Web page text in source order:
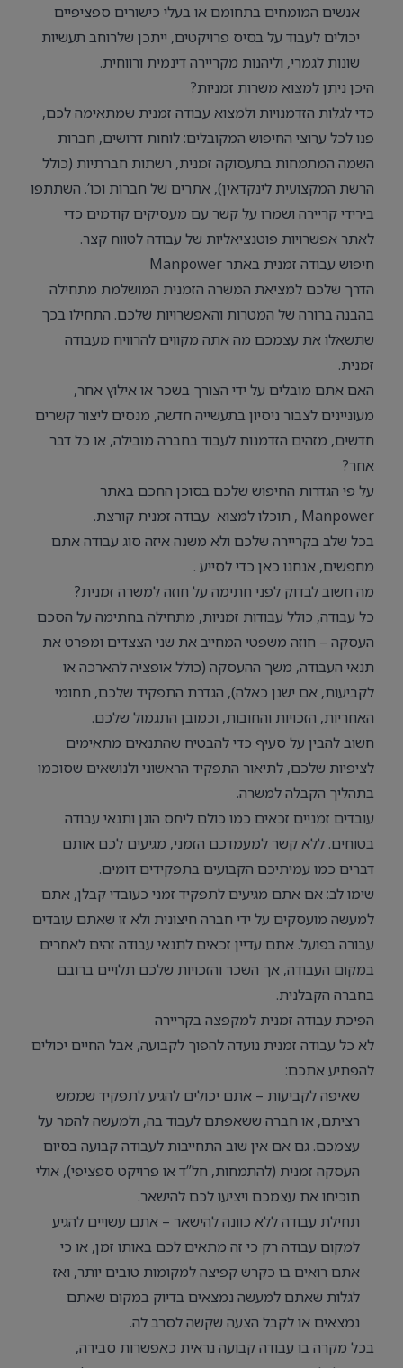
אנשים המומחים בתחומם או בעלי כישורים ספציפיים
יכולים לעבוד על בסיס פרויקטים, ייתכן שלרוחב תעשיות
שונות לגמרי, וליהנות מקריירה דינמית ורווחית.
היכן ניתן למצוא משרות זמניות?
כדי לגלות הזדמנויות ולמצוא עבודה זמנית שמתאימה לכם,
פנו לכל ערוצי החיפוש המקובלים: לוחות דרושים, חברות
השמה המתמחות בתעסוקה זמנית, רשתות חברתיות (כולל
הרשת המקצועית לינקדאין), אתרים של חברות וכו’. השתתפו
בירידי קריירה ושמרו על קשר עם מעסיקים קודמים כדי
לאתר אפשרויות פוטנציאליות של עבודה לטווח קצר.
חיפוש עבודה זמנית באתר Manpower
הדרך שלכם למציאת המשרה הזמנית המושלמת מתחילה
בהבנה ברורה של המטרות והאפשרויות שלכם. התחילו בכך
שתשאלו את עצמכם מה אתה מקווים להרוויח מעבודה
זמנית.
האם אתם מובלים על ידי הצורך בשכר או אילוץ אחר,
מעוניינים לצבור ניסיון בתעשייה חדשה, מנסים ליצור קשרים
חדשים, מזהים הזדמנות לעבוד בחברה מובילה, או כל דבר
אחר?
על פי הגדרות החיפוש שלכם בסוכן החכם באתר
Manpower , תוכלו למצוא עבודה זמנית קורצת.
בכל שלב בקריירה שלכם ולא משנה איזה סוג עבודה אתם
מחפשים, אנחנו כאן כדי לסייע .
מה חשוב לבדוק לפני חתימה על חוזה למשרה זמנית?
כל עבודה, כולל עבודות זמניות, מתחילה בחתימה על הסכם
העסקה – חוזה משפטי המחייב את שני הצצדים ומפרט את
תנאי העבודה, משך ההעסקה (כולל אופציה להארכה או
לקביעות, אם ישנן כאלה), הגדרת התפקיד שלכם, תחומי
האחריות, הזכויות והחובות, וכמובן התגמול שלכם.
חשוב להבין על סעיף כדי להבטיח שהתנאים מתאימים
לציפיות שלכם, לתיאור התפקיד הראשוני ולנושאים שסוכמו
בתהליך הקבלה למשרה.
עובדים זמניים זכאים כמו כולם ליחס הוגן ותנאי עבודה
בטוחים. ללא קשר למעמדכם הזמני, מגיעים לכם אותם
דברים כמו עמיתיכם הקבועים בתפקידים דומים.
שימו לב: אם אתם מגיעים לתפקיד זמני כעובדי קבלן, אתם
למעשה מועסקים על ידי חברה חיצונית ולא זו שאתם עובדים
עבורה בפועל. אתם עדיין זכאים לתנאי עבודה זהים לאחרים
במקום העבודה, אך השכר והזכויות שלכם תלויים ברובם
בחברה הקבלנית.
הפיכת עבודה זמנית למקפצה בקריירה
לא כל עבודה זמנית נועדה להפוך לקבועה, אבל החיים יכולים
להפתיע אתכם:
שאיפה לקביעות – אתם יכולים להגיע לתפקיד שממש
רציתם, או חברה ששאפתם לעבוד בה, ולמעשה להמר על
עצמכם. גם אם אין שוב התחייבות לעבודה קבועה בסיום
העסקה זמנית (להתמחות, חל”ד או פרויקט ספציפי), אולי
תוכיחו את עצמכם ויציעו לכם להישאר.
תחילת עבודה ללא כוונה להישאר – אתם עשויים להגיע
למקום עבודה רק כי זה מתאים לכם באותו זמן, או כי
אתם רואים בו כקרש קפיצה למקומות טובים יותר, ואז
לגלות שאתם למעשה נמצאים בדיוק במקום שאתם
נמצאים או לקבל הצעה שקשה לסרב לה.
בכל מקרה בו עבודה קבועה נראית כאפשרות סבירה,